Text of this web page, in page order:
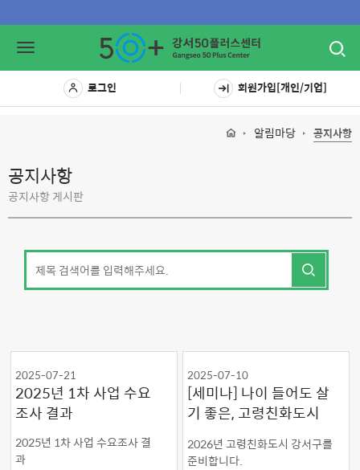
Toggle
로그인 회원가입[개인/기업]
알림마당 공지사항
공지사항
공지사항 게시판
2025-07-21
2025년 1차 사업 수요
조사 결과
2025년 1차 사업 수요조사 결
과
2025-07-10
[세미나] 나이 들어도 살
기 좋은, 고령친화도시
2026년 고령친화도시 강서구를
준비합니다.